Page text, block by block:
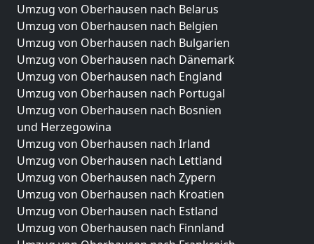
Umzug von Oberhausen nach Belarus
Umzug von Oberhausen nach Belgien
Umzug von Oberhausen nach Bulgarien
Umzug von Oberhausen nach Dänemark
Umzug von Oberhausen nach England
Umzug von Oberhausen nach Portugal
Umzug von Oberhausen nach Bosnien
und Herzegowina
Umzug von Oberhausen nach Irland
Umzug von Oberhausen nach Lettland
Umzug von Oberhausen nach Zypern
Umzug von Oberhausen nach Kroatien
Umzug von Oberhausen nach Estland
Umzug von Oberhausen nach Finnland